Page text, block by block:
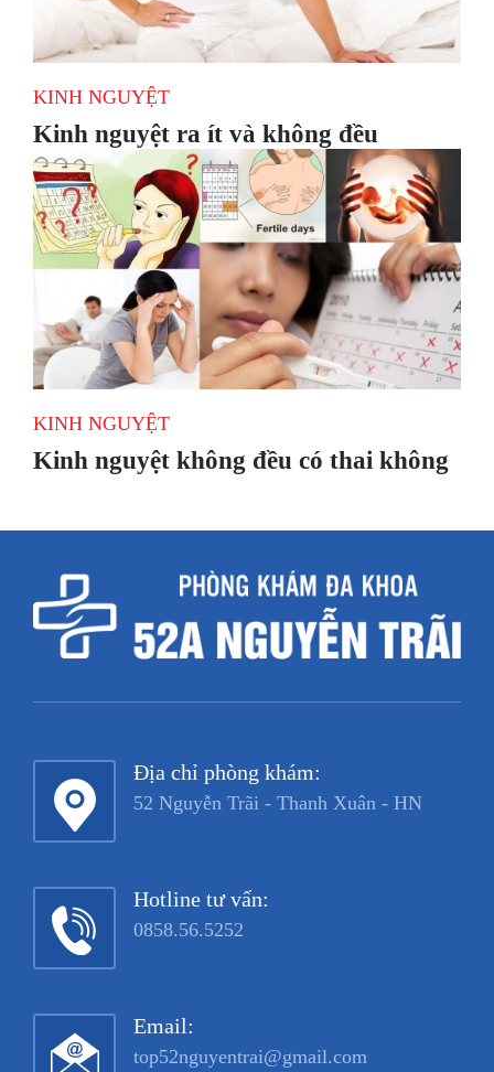
KINH NGUYỆT
Kinh nguyệt ra ít và không đều
KINH NGUYỆT
Kinh nguyệt không đều có thai không
Địa chỉ phòng khám:
52 Nguyễn Trãi - Thanh Xuân - HN
Hotline tư vấn:
0858.56.5252
Email:
top52nguyentrai@gmail.com